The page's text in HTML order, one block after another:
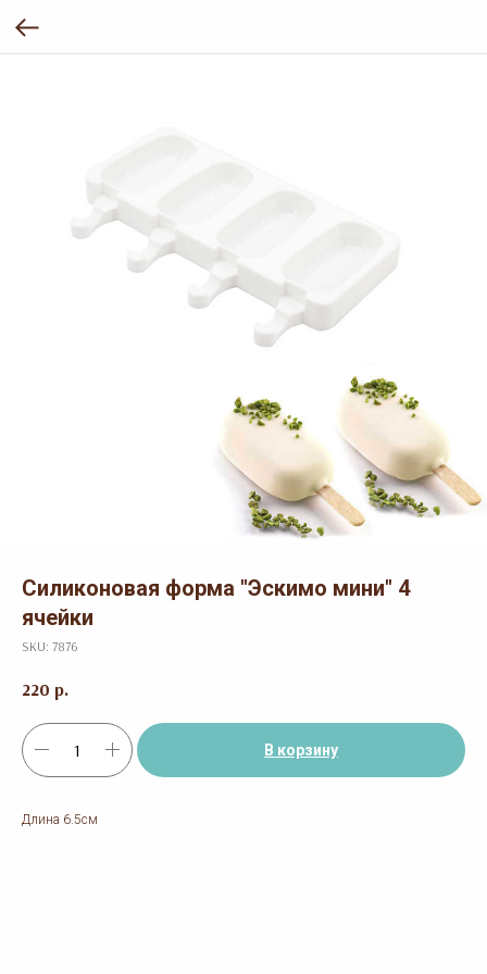
Силиконовая форма "Эскимо мини" 4
ячейки
SKU: 7876
220 р.
В корзину
Длина 6.5см